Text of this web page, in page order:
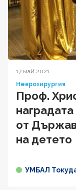
17 май 2021
Неврохирургия
Проф.
от
на детето
УМБАЛ